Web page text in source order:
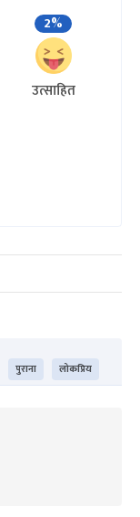
2%
उत्साहित
पुराना लोकप्रिय